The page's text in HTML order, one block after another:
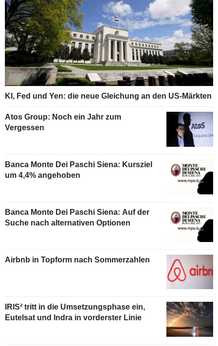
KI, Fed und Yen: die neue Gleichung an den US-Märkten
Atos Group: Noch ein Jahr zum
Vergessen
Banca Monte Dei Paschi Siena: Kursziel
um 4,4% angehoben
Banca Monte Dei Paschi Siena: Auf der
Suche nach alternativen Optionen
Airbnb in Topform nach Sommerzahlen
IRIS² tritt in die Umsetzungsphase ein,
Eutelsat und Indra in vorderster Linie